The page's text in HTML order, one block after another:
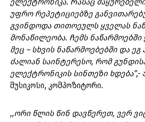
ელექტრონიკა. Რასაც მაყურებელი
უფრო რეპეტიციებზე
გვინდოდა თითოეულს ყველას
მონაწილეობა. Ჩემს ნაწარმოებში
მეც – სხვის ნაწარმოებებში და ეგ
ძალიან საინტერესო, რომ
ელექტრონიკის სინთეზი ხდება”,-
მუსიკოსი, კომპოზიტორი.
,,ორი წლის წინ დავწერეთ, ვერ